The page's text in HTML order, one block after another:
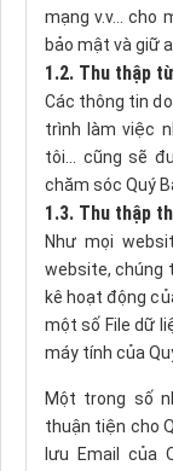
mạng v.v… cho
bảo mật và giữ
1.2. Thu thập
Các thông tin
trình làm việc
tôi... cũng sẽ
chăm sóc Quý
1.3. Thu thập
Như mọi
website, chúng
kê hoạt động
một số File dữ
máy tính của
Một trong số
thuận tiện cho
lưu Email của